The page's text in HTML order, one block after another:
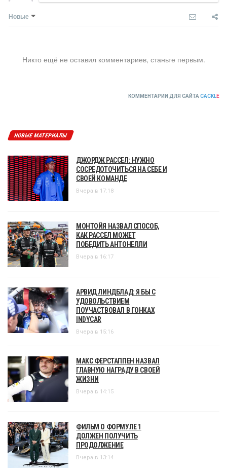
Новые
Никто ещё не оставил комментариев, станьте первым.
КОММЕНТАРИИ ДЛЯ САЙТА CACKLE
НОВЫЕ МАТЕРИАЛЫ
ДЖОРДЖ РАССЕЛ: НУЖНО
СОСРЕДОТОЧИТЬСЯ НА СЕБЕ И
СВОЕЙ КОМАНДЕ
Вчера в 17:18
МОНТОЙЯ НАЗВАЛ СПОСОБ,
КАК РАССЕЛ МОЖЕТ
ПОБЕДИТЬ АНТОНЕЛЛИ
Вчера в 16:17
АРВИД ЛИНДБЛАД: Я БЫ С
УДОВОЛЬСТВИЕМ
ПОУЧАСТВОВАЛ В ГОНКАХ
INDYCAR
Вчера в 15:16
МАКС ФЕРСТАППЕН НАЗВАЛ
ГЛАВНУЮ НАГРАДУ В СВОЕЙ
ЖИЗНИ
Вчера в 14:15
ФИЛЬМ О ФОРМУЛЕ 1
ДОЛЖЕН ПОЛУЧИТЬ
ПРОДОЛЖЕНИЕ
Вчера в 13:14